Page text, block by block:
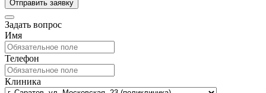
Задать вопрос
Имя
Телефон
Клиника